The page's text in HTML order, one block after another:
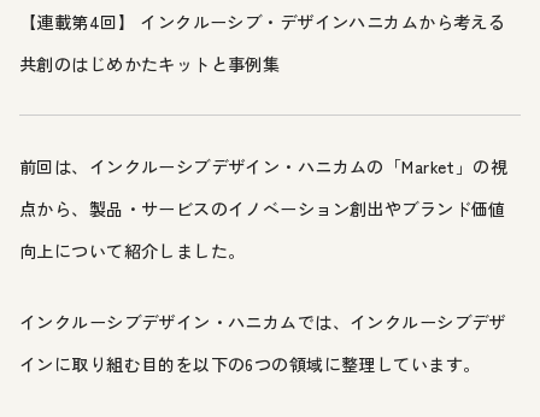
【連載第4回】 インクルーシブ・デザインハニカムから考える
共創のはじめかたキットと事例集
前回は、インクルーシブデザイン・ハニカムの「Market」の視
点から、製品・サービスのイノベーション創出やブランド価値
向上について紹介しました。
インクルーシブデザイン・ハニカムでは、インクルーシブデザ
インに取り組む目的を以下の6つの領域に整理しています。